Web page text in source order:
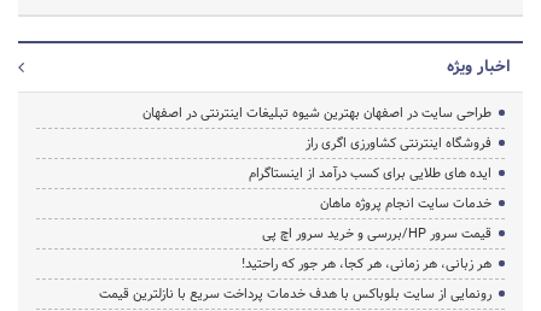
اخبار ویژه
طراحی سایت در اصفهان بهترین شیوه تبلیغات اینترنتی در اصفهان
فروشگاه اینترنتی کشاورزی اگری راز
ایده های طلایی برای کسب درآمد از اینستاگرام
خدمات سایت انجام پروژه ماهان
قیمت سرور HP/بررسی و خرید سرور اچ پی
هر زبانی، هر زمانی، هر کجا، هر جور که راحتید!
رونمایی از سایت بلوباکس با هدف خدمات پرداخت سریع با نازلترین قیمت